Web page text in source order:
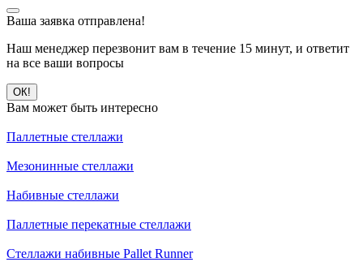
Ваша заявка отправлена!
Наш менеджер перезвонит вам в течение 15 минут, и ответит
на все ваши вопросы
ОК!
Вам может быть интересно
Паллетные стеллажи
Мезонинные стеллажи
Набивные стеллажи
Паллетные перекатные стеллажи
Стеллажи набивные Pallet Runner